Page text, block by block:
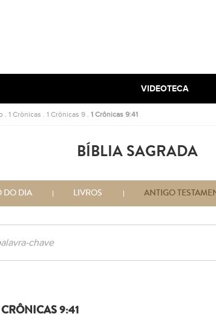
VIDEOTECA
. 1 Crônicas . 1 Crônicas 9 . 1 Crônicas 9:41
BÍBLIA SAGRADA
DO DIA LIVROS ANTIGO
CRÔNICAS 9:41